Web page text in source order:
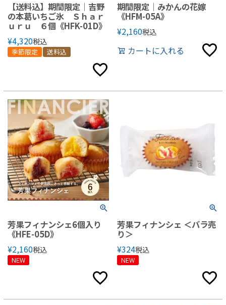
【送料込】期間限定｜吉野
の本葛いちご氷 Ｓｈａｒ
ｕｒｕ ６個《HFK-01D》
¥4,320税込
季節限定 送料込
期間限定｜みかんの花嫁
《HFM-05A》
¥2,160税込
カートに入れる
芳果フィナンシェ6個入り
《HFE-05D》
¥2,160税込
NEW
芳果フィナンシェ ＜バラ売
り＞
¥324税込
NEW